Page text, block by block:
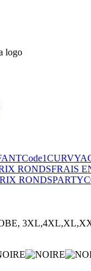
Code1CURVY
RONDSFRAIS
RONDSPARTY